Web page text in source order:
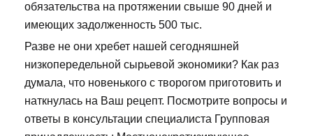
обязательства на протяжении свыше 90 дней и
имеющих задолженность 500 тыс.
Разве не они хребет нашей сегодняшней
низкопередельной сырьевой экономики? Как раз
думала, что новенького с творогом приготовить и
наткнулась на Ваш рецепт. Посмотрите вопросы и
ответы в консультации специалиста Групповая